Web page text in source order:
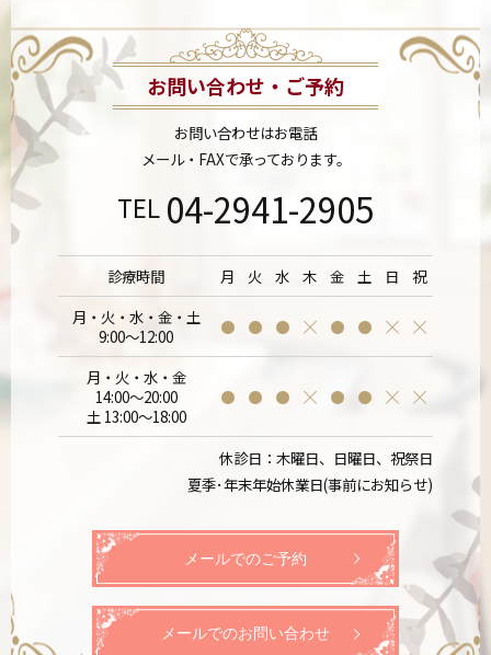
お問い合わせ・ご予約
お問い合わせはお電話
メール・FAXで承っております。
TEL 04-2941-2905
診療時間 月 火 水 木 金 土 日
祝
月・火・水・金・土
9:00～12:00
月・火・水・金
14:00～20:00
土 13:00～18:00
休診日：木曜日、日曜日、祝祭日
夏季･年末年始休業日(事前にお知らせ)
メールでのご予約
メールでのお問い合わせ